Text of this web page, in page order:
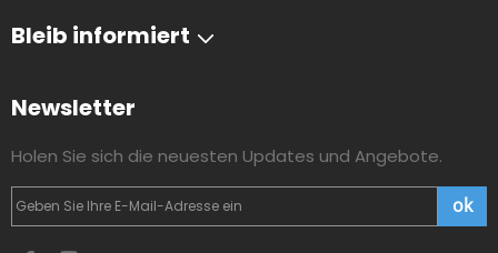
Bleib informiert
Newsletter
Holen Sie sich die neuesten Updates und Angebote.
ok